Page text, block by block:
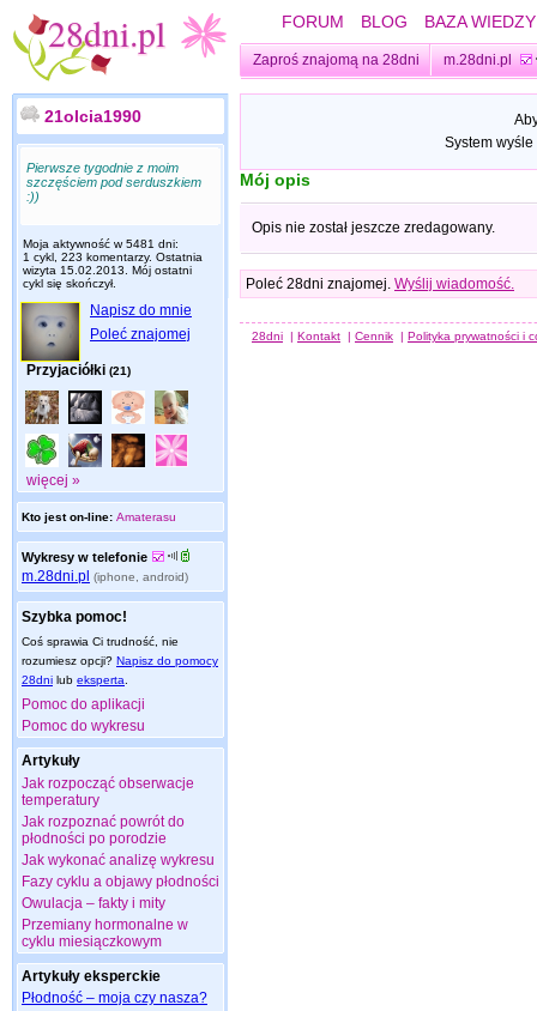
FORUM BLOG BAZA WIEDZY
Zaproś znajomą na 28dni m.28dni.pl
21olcia1990
Pierwsze tygodnie z moim
szczęściem pod serduszkiem
:))
Moja aktywność w 5481 dni:
1 cykl, 223 komentarzy. Ostatnia
wizyta 15.02.2013 . Mój ostatni
cykl się skończył.
Napisz do mnie
Poleć znajomej
Przyjaciółki (21)
więcej »
Kto jest on-line: Amaterasu
Wykresy w telefonie
m.28dni.pl (iphone, android)
Szybka pomoc!
Coś sprawia Ci trudność, nie
rozumiesz opcji? Napisz do pomocy
28dni lub eksperta
Pomoc do aplikacji
Pomoc do wykresu
Artykuły
Jak rozpocząć obserwacje
temperatury
Jak rozpoznać powrót do
płodności po porodzie
Jak wykonać analizę wykresu
Fazy cyklu a objawy płodności
Owulacja – fakty i mity
Przemiany hormonalne w
cyklu miesiączkowym
Artykuły eksperckie
Płodność – moja czy nasza?
System
Mój opis
Opis nie został jeszcze zredagowany.
Poleć 28dni znajomej. Wyślij wiadomość.
28dni | Kontakt | Cennik | Polityka prywatności i